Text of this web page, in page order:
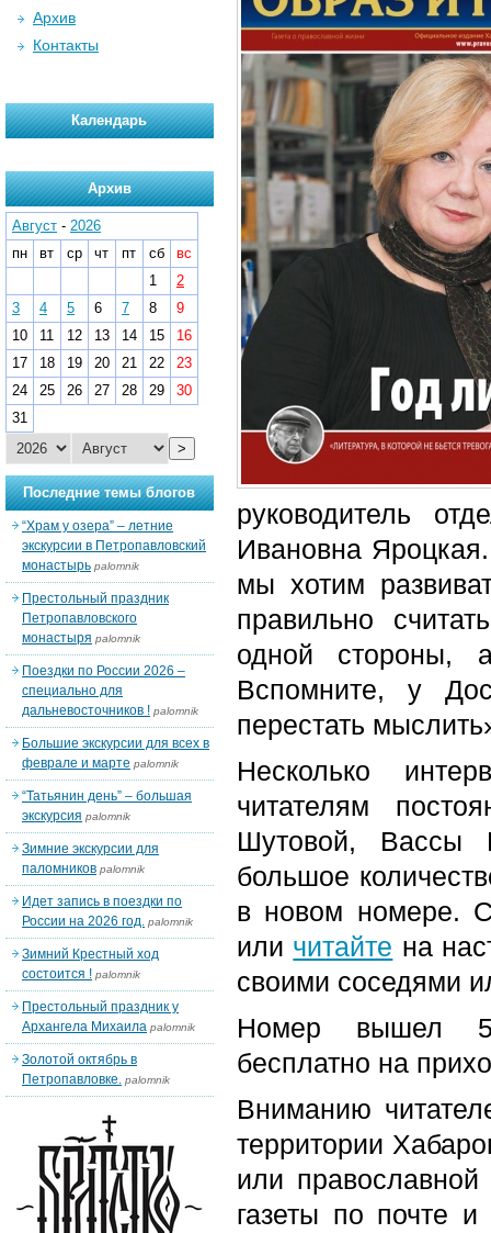
руководитель
Ивановна
мы хотим
правильно
одной стороны,
Вспомните, у
перестать
Несколько
читателям
Шутовой, Вассы
большое
в новом номере.
или читайте на
своими соседями
Номер вышел 5-
бесплатно на
Вниманию
территории
или
газеты по почте и
Архив
Контакты
Календарь
Архив
Август - 2026
пн
вт ср чт пт сб
вс
1
2
3
4 5 6 7 8
9
10
11 12 13 14 15
16
17
18 19 20 21 22
23
24
25 26 27 28 29
30
31
>
Последние темы блогов
“Храм у озера” – летние
экскурсии в Петропавловский
монастырь palomnik
Престольный праздник
Петропавловского
монастыря palomnik
Поездки по России 2026 –
специально для
дальневосточников ! palomnik
Большие экскурсии для всех в
феврале и марте palomnik
“Татьянин день” – большая
экскурсия palomnik
Зимние экскурсии для
паломников palomnik
Идет запись в поездки по
России на 2026 год. palomnik
Зимний Крестный ход
состоится ! palomnik
Престольный праздник у
Архангела Михаила palomnik
Золотой октябрь в
Петропавловке. palomnik